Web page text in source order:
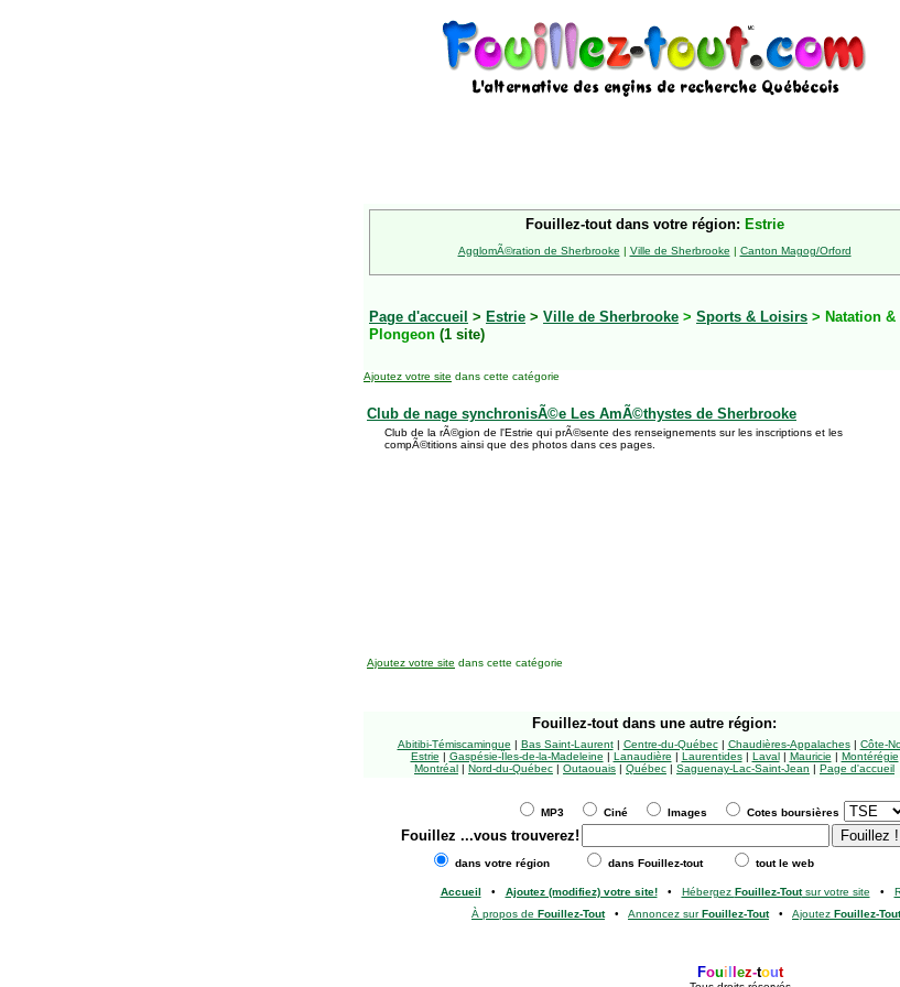
Fouillez-tout dans votre région: Estrie
AgglomÃ©ration de Sherbrooke | Ville de Sherbrooke | Canton Magog/Orford
Page d'accueil > Estrie > Ville de Sherbrooke > Sports & Loisirs > Natation &
Plongeon (1 site)
Ajoutez votre site dans cette catégorie
Club de nage synchronisÃ©e Les AmÃ©thystes de Sherbrooke
Club de la rÃ©gion de l'Estrie qui prÃ©sente des renseignements sur les inscriptions et les
compÃ©titions ainsi que des photos dans ces pages.
Ajoutez votre site dans cette catégorie
Fouillez-tout dans une autre région:
Abitibi-Témiscamingue | Bas Saint-Laurent| Centre-du-Québec| Chaudières-Appalaches| Côte-
Estrie | Gaspésie-Îles-de-la-Madeleine | Lanaudière | Laurentides| Laval| Mauricie | Montérégie
Montréal | Nord-du-Québec | Outaouais | Québec | Saguenay-Lac-Saint-Jean | Page d'accueil
MP3 Ciné Images Cotes boursières
Fouillez ...vous trouverez!
dans votre région dans Fouillez-tout tout le web
Accueil • Ajoutez (modifiez) votre site!• Hébergez Fouillez-Toutsur votre site •
À propos de Fouillez-Tout• Annoncez surFouillez-Tout• Ajoutez Fouillez-Tout
Foui ez-tout